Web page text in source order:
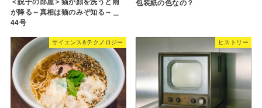
が降る～真相は猫のみぞ知る～＿
44号
包装紙の色なの？
サイエンス&テクノロジー ヒストリー